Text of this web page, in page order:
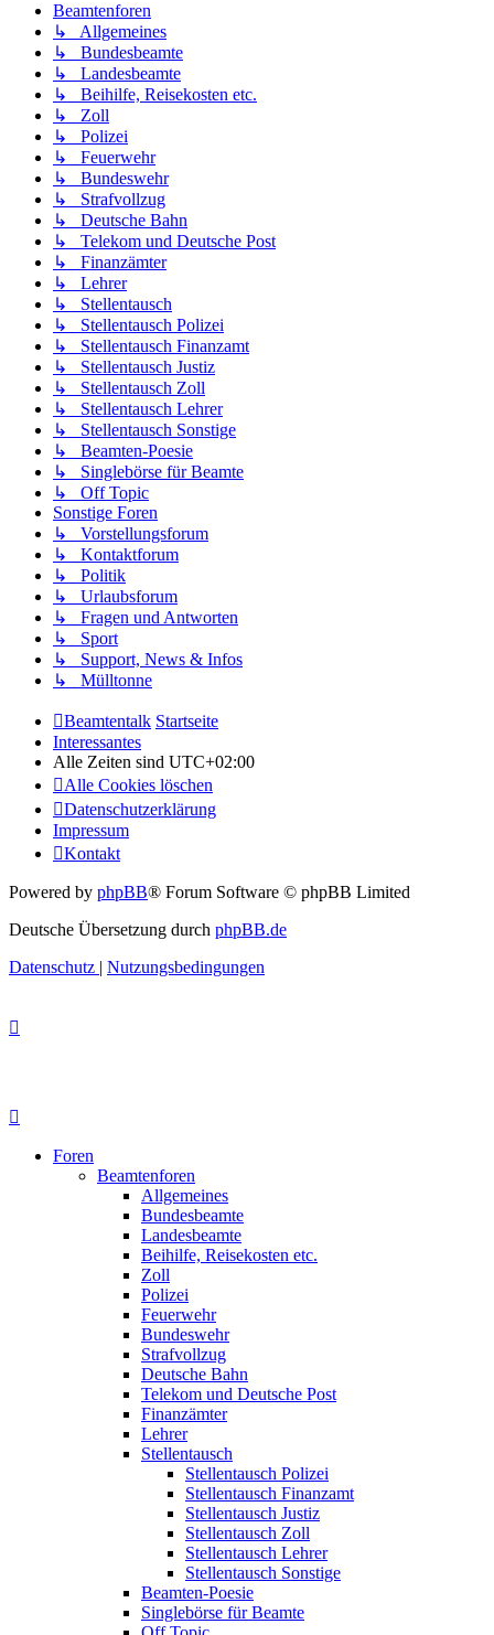
Beamtenforen
↳ Allgemeines
↳ Bundesbeamte
↳ Landesbeamte
↳ Beihilfe, Reisekosten etc.
↳ Zoll
↳ Polizei
↳ Feuerwehr
↳ Bundeswehr
↳ Strafvollzug
↳ Deutsche Bahn
↳ Telekom und Deutsche Post
↳ Finanzämter
↳ Lehrer
↳ Stellentausch
↳ Stellentausch Polizei
↳ Stellentausch Finanzamt
↳ Stellentausch Justiz
↳ Stellentausch Zoll
↳ Stellentausch Lehrer
↳ Stellentausch Sonstige
↳ Beamten-Poesie
↳ Singlebörse für Beamte
↳ Off Topic
Sonstige Foren
↳ Vorstellungsforum
↳ Kontaktforum
↳ Politik
↳ Urlaubsforum
↳ Fragen und Antworten
↳ Sport
↳ Support, News & Infos
↳ Mülltonne
Beamtentalk Startseite
Interessantes
Alle Zeiten sind UTC+02:00
Alle Cookies löschen
Datenschutzerklärung
Impressum
Kontakt
Powered by phpBB® Forum Software © phpBB Limited
Deutsche Übersetzung durch phpBB.de
Datenschutz | Nutzungsbedingungen
Foren
Beamtenforen
Allgemeines
Bundesbeamte
Landesbeamte
Beihilfe, Reisekosten etc.
Zoll
Polizei
Feuerwehr
Bundeswehr
Strafvollzug
Deutsche Bahn
Telekom und Deutsche Post
Finanzämter
Lehrer
Stellentausch
Stellentausch Polizei
Stellentausch Finanzamt
Stellentausch Justiz
Stellentausch Zoll
Stellentausch Lehrer
Stellentausch Sonstige
Beamten-Poesie
Singlebörse für Beamte